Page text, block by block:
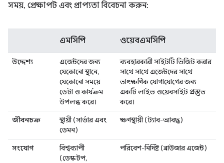
সময়, প্রেক্ষাপট এবং প্রাপ্যতা বিবেচনা করুন:
এমসিপি ওয়েবএমসিপি
উদ্দেশ্য
এজেন্টদের জন্য
যেকোনো স্থানে,
যেকোনো সময়ে
ডেটা ও কার্যক্রম
উপলব্ধ করে।
ব্যবহারকারী সাইটটি ভিজিট করার
সাথে সাথে এজেন্টদের সাথে
তাৎক্ষণিক যোগাযোগের জন্য
একটি লাইভ ওয়েবসাইট প্রস্তুত
করে।
জীবনচক্র
স্থায়ী (সার্ভার এবং
ডেমন)
ক্ষণস্থায়ী (ট্যাব-আবদ্ধ)
সংযোগ
বিশ্বব্যাপী
(ডেস্কটপ,
পরিবেশ-নির্দিষ্ট (ব্রাউজার এজেন্ট)